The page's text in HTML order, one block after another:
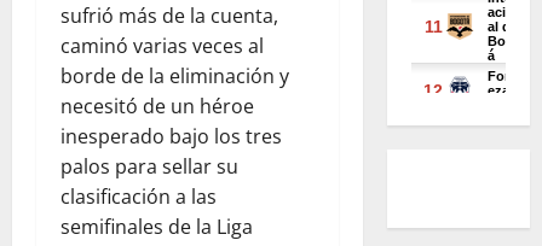
sufrió más de la cuenta,
caminó varias veces al
borde de la eliminación y
necesitó de un héroe
inesperado bajo los tres
palos para sellar su
clasificación a las
semifinales de la Liga